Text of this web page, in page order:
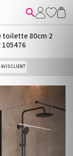

toilette 80cm 2
105476
AVIS CLIENT